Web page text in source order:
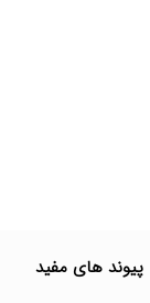
پیوند های مفید